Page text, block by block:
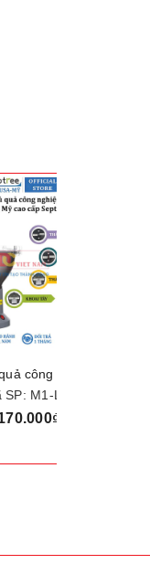
Máy thái rau củ quả công nghiệp đa năng, thái lát, thái sợi, thái hạt lựu, cắt khoai tây chiên. Thương hiệu Mỹ cao cấp Septree - M1